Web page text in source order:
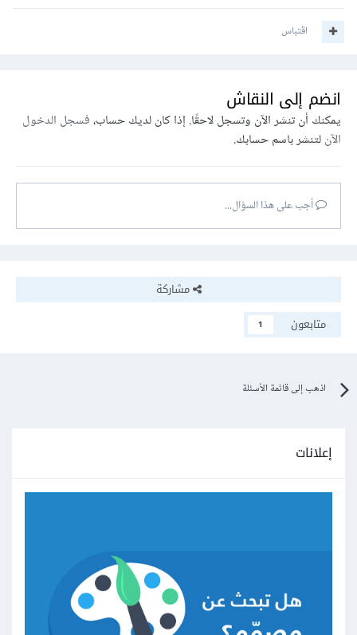
اقتباس
انضم إلى النقاش
يمكنك أن تنشر الآن وتسجل لاحقًا. إذا كان لديك حساب،فسجل الدخول
الآنلتنشر باسم حسابك.
أجب على هذا السؤال...
مشاركة
متابعون
1
اذهب إلى قائمة الأسئلة
إعلانات